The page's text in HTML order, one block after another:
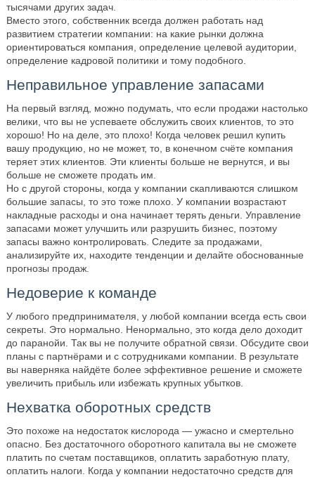
тысячами других задач.
Вместо этого, собственник всегда должен работать над
развитием стратегии компании: на какие рынки должна
ориентироваться компания, определение целевой аудитории,
определение кадровой политики и тому подобного.
Неправильное управление запасами
На первый взгляд, можно подумать, что если продажи настолько
велики, что вы не успеваете обслужить своих клиентов, то это
хорошо! Но на деле, это плохо! Когда человек решил купить
вашу продукцию, но не может, то, в конечном счёте компания
теряет этих клиентов. Эти клиенты больше не вернутся, и вы
больше не сможете продать им.
Но с другой стороны, когда у компании скапливаются слишком
большие запасы, то это тоже плохо. У компании возрастают
накладные расходы и она начинает терять деньги. Управление
запасами может улучшить или разрушить бизнес, поэтому
запасы важно контролировать. Следите за продажами,
анализируйте их, находите тенденции и делайте обоснованные
прогнозы продаж.
Недоверие к команде
У любого предпринимателя, у любой компании всегда есть свои
секреты. Это нормально. Ненормально, это когда дело доходит
до паранойи. Так вы не получите обратной связи. Обсудите свои
планы с партнёрами и с сотрудниками компании. В результате
вы наверняка найдёте более эффективное решение и сможете
увеличить прибыль или избежать крупных убытков.
Нехватка оборотных средств
Это похоже на недостаток кислорода — ужасно и смертельно
опасно. Без достаточного оборотного капитала вы не сможете
платить по счетам поставщиков, оплатить заработную плату,
оплатить налоги. Когда у компании недостаточно средств для